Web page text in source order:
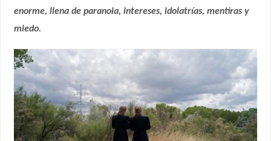
enorme, llena de paranoia, intereses, idolatrías, mentiras y
miedo.